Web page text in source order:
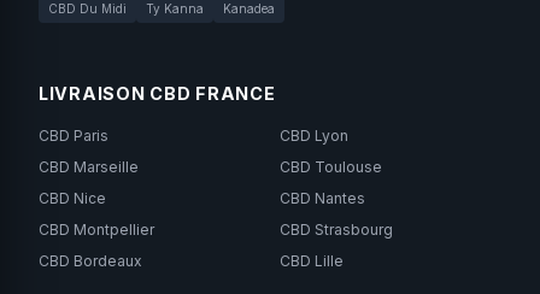
CBD Du Midi
Ty Kanna Kanadea
LIVRAISON CBD FRANCE
CBD Paris
CBD Lyon
CBD Marseille
CBD Toulouse
CBD Nice
CBD Nantes
CBD Montpellier
CBD Strasbourg
CBD Bordeaux
CBD Lille